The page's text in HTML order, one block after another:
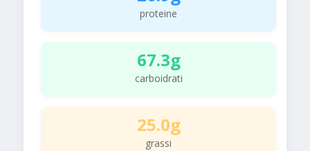
proteine
67.3g
carboidrati
25.0g
grassi